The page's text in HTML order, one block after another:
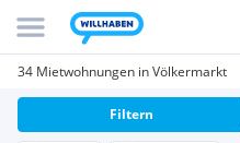
34 Mietwohnungen in Völkermarkt
Filtern